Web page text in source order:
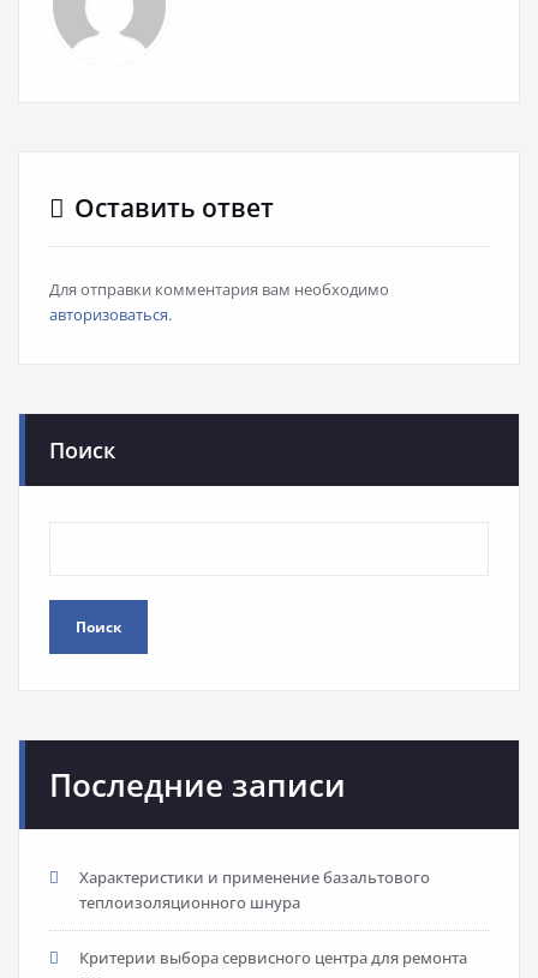
Оставить ответ
Для отправки комментария вам необходимо
авторизоваться.
Поиск
Поиск
Последние записи
Характеристики и применение базальтового
теплоизоляционного шнура
Критерии выбора сервисного центра для ремонта